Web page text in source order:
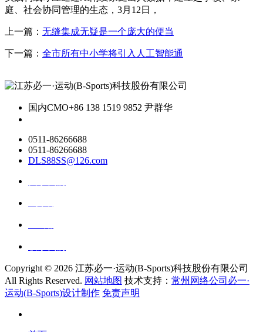
庭、社会协同管理的生态，3月12日，
上一篇： 无缝集成无疑是一个庞大的便当
下一篇： 全市所有中小学将引入人工智能通
国内CMO+86 138 1519 9852 尹群华
0511-86266688
0511-86266688
DLS88SS@126.com
Copyright © 2026 江苏必一·运动(B-Sports)科技股份有限公司
All Rights Reserved. 网站地图 技术支持： 常州网络公司必一·
运动(B-Sports)设计制作 免责声明